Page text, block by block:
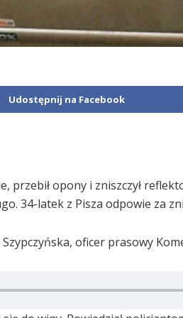
Udostępnij na Facebook
przebił opony i zniszczył
34-latek z Pisza odpowie za
Szypczyńska, oficer prasowy